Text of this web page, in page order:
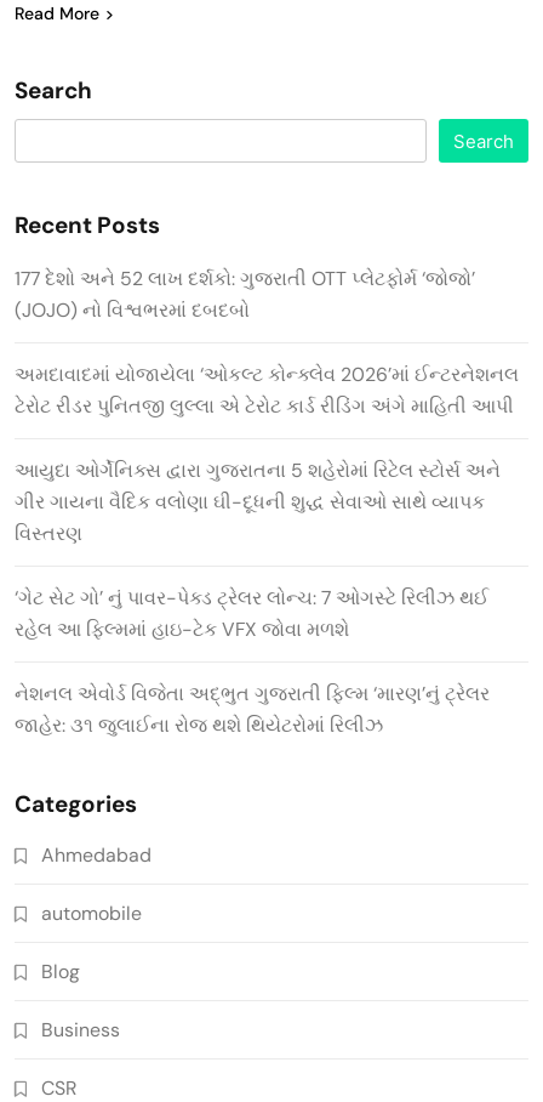
Read More
Search
Search
Recent Posts
177 દેશો અને 52 લાખ દર્શકો: ગુજરાતી OTT પ્લેટફોર્મ ‘જોજો’
(JOJO) નો વિશ્વભરમાં દબદબો
અમદાવાદમાં યોજાયેલા ‘ઓકલ્ટ કોન્ક્લેવ 2026’માં ઈન્ટરનેશનલ
ટેરોટ રીડર પુનિતજી લુલ્લા એ ટેરોટ કાર્ડ રીડિંગ અંગે માહિતી આપી
આયુદા ઓર્ગેનિક્સ દ્વારા ગુજરાતના 5 શહેરોમાં રિટેલ સ્ટોર્સ અને
ગીર ગાયના વૈદિક વલોણા ઘી-દૂધની શુદ્ધ સેવાઓ સાથે વ્યાપક
વિસ્તરણ
‘ગેટ સેટ ગો’ નું પાવર-પેક્ડ ટ્રેલર લોન્ચ: 7 ઓગસ્ટે રિલીઝ થઈ
રહેલ આ ફિલ્મમાં હાઇ-ટેક VFX જોવા મળશે
નેશનલ એવોર્ડ વિજેતા અદ્ભુત ગુજરાતી ફિલ્મ ‘મારણ’નું ટ્રેલર
જાહેર: ૩૧ જુલાઈના રોજ થશે થિયેટરોમાં રિલીઝ
Categories
Ahmedabad
automobile
Blog
Business
CSR